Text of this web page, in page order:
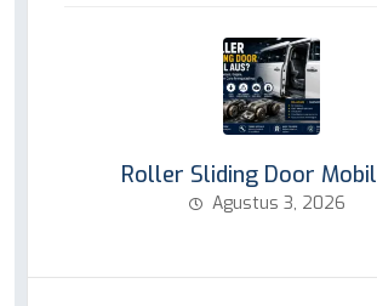
Roller Sliding Door
Agustus 3, 2026